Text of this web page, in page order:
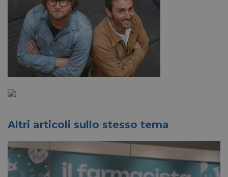
Altri articoli sullo stesso tema